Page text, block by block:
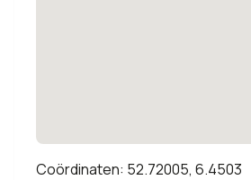
Coördinaten: 52.72005, 6.4503